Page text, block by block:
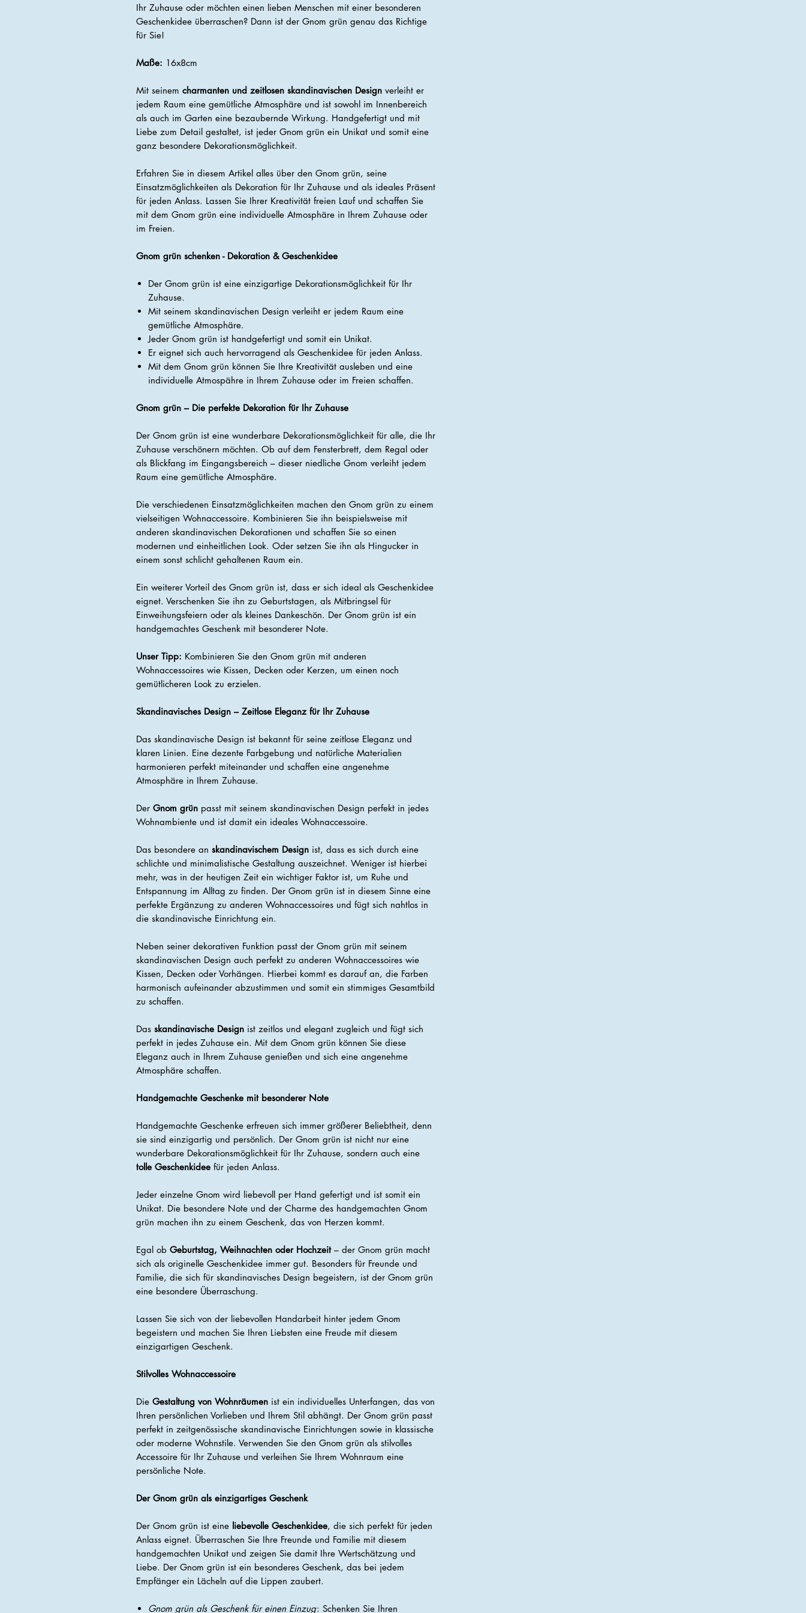
Ihr Zuhause oder möchten einen lieben Menschen mit einer besonderen
Geschenkidee überraschen? Dann ist der Gnom grün genau das Richtige
für Sie!
Maße: 16x8cm
Mit seinem charmanten und zeitlosen skandinavischen Design verleiht er
jedem Raum eine gemütliche Atmosphäre und ist sowohl im Innenbereich
als auch im Garten eine bezaubernde Wirkung. Handgefertigt und mit
Liebe zum Detail gestaltet, ist jeder Gnom grün ein Unikat und somit eine
ganz besondere Dekorationsmöglichkeit.
Erfahren Sie in diesem Artikel alles über den Gnom grün, seine
Einsatzmöglichkeiten als Dekoration für Ihr Zuhause und als ideales Präsent
für jeden Anlass. Lassen Sie Ihrer Kreativität freien Lauf und schaffen Sie
mit dem Gnom grün eine individuelle Atmosphäre in Ihrem Zuhause oder
im Freien.
Gnom grün schenken - Dekoration & Geschenkidee
Der Gnom grün ist eine einzigartige Dekorationsmöglichkeit für Ihr
Zuhause.
Mit seinem skandinavischen Design verleiht er jedem Raum eine
gemütliche Atmosphäre.
Jeder Gnom grün ist handgefertigt und somit ein Unikat.
Er eignet sich auch hervorragend als Geschenkidee für jeden Anlass.
Mit dem Gnom grün können Sie Ihre Kreativität ausleben und eine
individuelle Atmospähre in Ihrem Zuhause oder im Freien schaffen.
Gnom grün – Die perfekte Dekoration für Ihr Zuhause
Der Gnom grün ist eine wunderbare Dekorationsmöglichkeit für alle, die Ihr
Zuhause verschönern möchten. Ob auf dem Fensterbrett, dem Regal oder
als Blickfang im Eingangsbereich – dieser niedliche Gnom verleiht jedem
Raum eine gemütliche Atmosphäre.
Die verschiedenen Einsatzmöglichkeiten machen den Gnom grün zu einem
vielseitigen Wohnaccessoire. Kombinieren Sie ihn beispielsweise mit
anderen skandinavischen Dekorationen und schaffen Sie so einen
modernen und einheitlichen Look. Oder setzen Sie ihn als Hingucker in
einem sonst schlicht gehaltenen Raum ein.
Ein weiterer Vorteil des Gnom grün ist, dass er sich ideal als Geschenkidee
eignet. Verschenken Sie ihn zu Geburtstagen, als Mitbringsel für
Einweihungsfeiern oder als kleines Dankeschön. Der Gnom grün ist ein
handgemachtes Geschenk mit besonderer Note.
Unser Tipp: Kombinieren Sie den Gnom grün mit anderen
Wohnaccessoires wie Kissen, Decken oder Kerzen, um einen noch
gemütlicheren Look zu erzielen.
Skandinavisches Design – Zeitlose Eleganz für Ihr Zuhause
Das skandinavische Design ist bekannt für seine zeitlose Eleganz und
klaren Linien. Eine dezente Farbgebung und natürliche Materialien
harmonieren perfekt miteinander und schaffen eine angenehme
Atmosphäre in Ihrem Zuhause.
Der Gnom grün passt mit seinem skandinavischen Design perfekt in jedes
Wohnambiente und ist damit ein ideales Wohnaccessoire.
Das besondere an skandinavischem Design ist, dass es sich durch eine
schlichte und minimalistische Gestaltung auszeichnet. Weniger ist hierbei
mehr, was in der heutigen Zeit ein wichtiger Faktor ist, um Ruhe und
Entspannung im Alltag zu finden. Der Gnom grün ist in diesem Sinne eine
perfekte Ergänzung zu anderen Wohnaccessoires und fügt sich nahtlos in
die skandinavische Einrichtung ein.
Neben seiner dekorativen Funktion passt der Gnom grün mit seinem
skandinavischen Design auch perfekt zu anderen Wohnaccessoires wie
Kissen, Decken oder Vorhängen. Hierbei kommt es darauf an, die Farben
harmonisch aufeinander abzustimmen und somit ein stimmiges Gesamtbild
zu schaffen.
Das skandinavische Design ist zeitlos und elegant zugleich und fügt sich
perfekt in jedes Zuhause ein. Mit dem Gnom grün können Sie diese
Eleganz auch in Ihrem Zuhause genießen und sich eine angenehme
Atmosphäre schaffen.
Handgemachte Geschenke mit besonderer Note
Handgemachte Geschenke erfreuen sich immer größerer Beliebtheit, denn
sie sind einzigartig und persönlich. Der Gnom grün ist nicht nur eine
wunderbare Dekorationsmöglichkeit für Ihr Zuhause, sondern auch eine
tolle Geschenkidee für jeden Anlass.
Jeder einzelne Gnom wird liebevoll per Hand gefertigt und ist somit ein
Unikat. Die besondere Note und der Charme des handgemachten Gnom
grün machen ihn zu einem Geschenk, das von Herzen kommt.
Egal ob Geburtstag, Weihnachten oder Hochzeit – der Gnom grün macht
sich als originelle Geschenkidee immer gut. Besonders für Freunde und
Familie, die sich für skandinavisches Design begeistern, ist der Gnom grün
eine besondere Überraschung.
Lassen Sie sich von der liebevollen Handarbeit hinter jedem Gnom
begeistern und machen Sie Ihren Liebsten eine Freude mit diesem
einzigartigen Geschenk.
Stilvolles Wohnaccessoire
Die Gestaltung von Wohnräumen ist ein individuelles Unterfangen, das von
Ihren persönlichen Vorlieben und Ihrem Stil abhängt. Der Gnom grün passt
perfekt in zeitgenössische skandinavische Einrichtungen sowie in klassische
oder moderne Wohnstile. Verwenden Sie den Gnom grün als stilvolles
Accessoire für Ihr Zuhause und verleihen Sie Ihrem Wohnraum eine
persönliche Note.
Der Gnom grün als einzigartiges Geschenk
Der Gnom grün ist eine liebevolle Geschenkidee, die sich perfekt für jeden
Anlass eignet. Überraschen Sie Ihre Freunde und Familie mit diesem
handgemachten Unikat und zeigen Sie damit Ihre Wertschätzung und
Liebe. Der Gnom grün ist ein besonderes Geschenk, das bei jedem
Empfänger ein Lächeln auf die Lippen zaubert.
Gnom grün als Geschenk für einen Einzug: Schenken Sie Ihren